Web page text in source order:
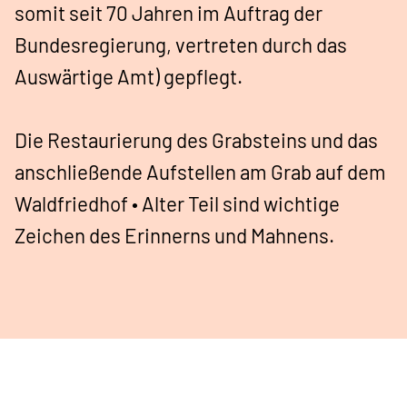
somit seit 70 Jahren im Auftrag der
Bundesregierung, vertreten durch das
Auswärtige Amt) gepflegt.
Die Restaurierung des Grabsteins und das
anschließende Aufstellen am Grab auf dem
Waldfriedhof • Alter Teil sind wichtige
Zeichen des Erinnerns und Mahnens.